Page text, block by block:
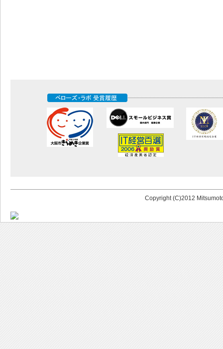
Copyright (C)2012